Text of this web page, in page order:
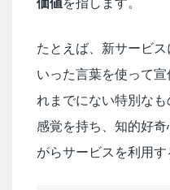
たとえば、新サービ
いった言葉を使って
れまでにない特別な
感覚を持ち、知的好
がらサービスを利用す